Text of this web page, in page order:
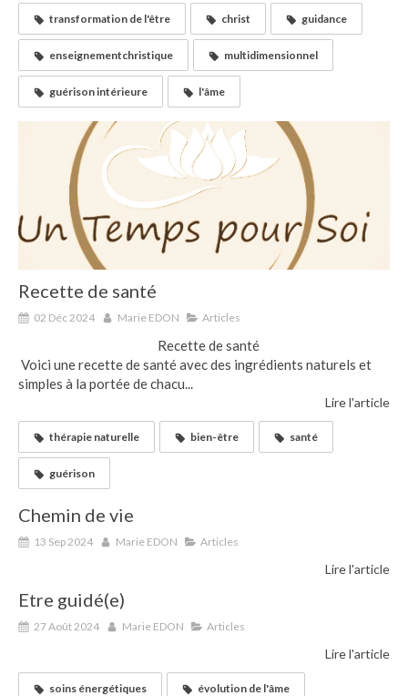
transformation de l'être christ guidance
enseignementchristique multidimensionnel
guérison intérieure l'âme
Recette de santé
02 Déc 2024 Marie EDON Articles
Recette de santé
Voici une recette de santé avec des ingrédients naturels et
simples à la portée de chacu...
Lire l'article
thérapie naturelle bien-être santé
guérison
Chemin de vie
13 Sep 2024 Marie EDON Articles
Lire l'article
Etre guidé(e)
27 Août 2024 Marie EDON Articles
Lire l'article
soins énergétiques évolution de l'âme